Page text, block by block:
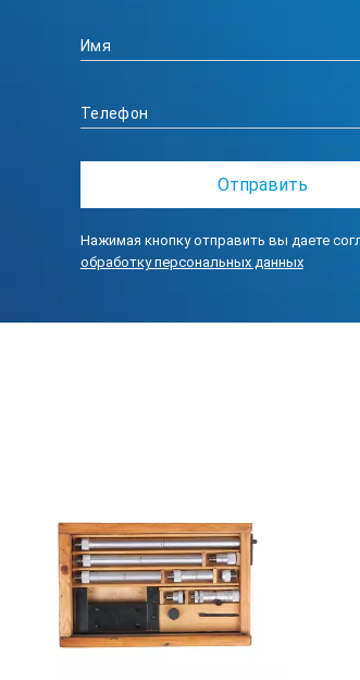
Нажимая кнопку отправить вы даете
обработку персональных данных